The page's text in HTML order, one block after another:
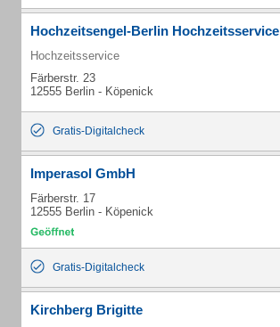
Hochzeitsengel-Berlin Hochzeitsservice
Hochzeitsservice
Färberstr. 23
12555 Berlin - Köpenick
Gratis-Digitalcheck
Imperasol GmbH
Färberstr. 17
12555 Berlin - Köpenick
Gratis-Digitalcheck
Kirchberg Brigitte